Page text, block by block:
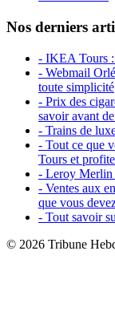
Nos derniers
- IKEA Tours :
- Webmail
toute simplicité
- Prix des
savoir avant
- Trains de
- Tout ce que
Tours et
- Leroy Merlin
- Ventes aux
que vous
- Tout savoir
© 2026 Tribune